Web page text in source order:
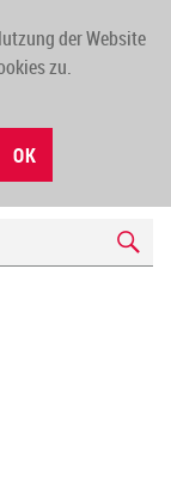
der Website
zu.
OK